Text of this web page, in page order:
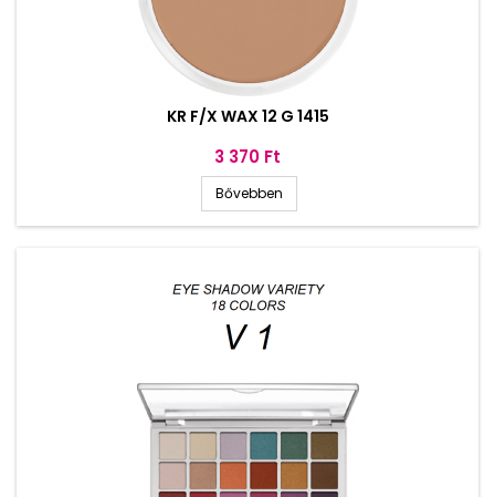
KR F/X WAX 12 G 1415
Ár
3 370 Ft
Bővebben